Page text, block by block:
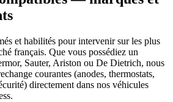
et habilités pour intervenir sur les plus
français. Que vous possédiez un
Sauter, Ariston ou De Dietrich, nous
courantes (anodes, thermostats,
directement dans nos véhicules